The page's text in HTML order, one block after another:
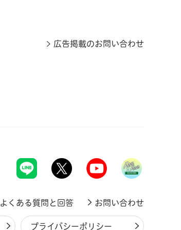
広告掲載のお問い合わせ
よくある質問と回答 お問い合わせ
プライバシーポリシー